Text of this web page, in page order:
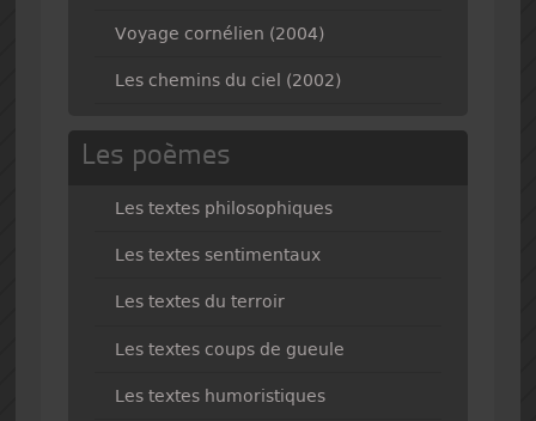
Voyage cornélien (2004)
Les chemins du ciel (2002)
Les poèmes
Les textes philosophiques
Les textes sentimentaux
Les textes du terroir
Les textes coups de gueule
Les textes humoristiques